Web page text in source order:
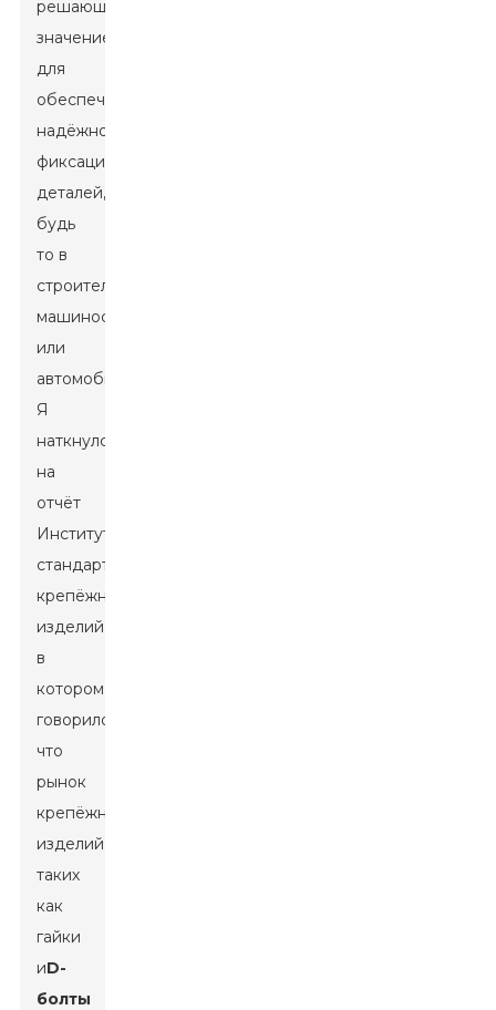
решающее
значение
для
обеспечения
надёжной
фиксации
деталей,
будь
то в
строительстве,
машиностроении
или
автомобилях.
Я
наткнулся
на
отчёт
Института
стандартов
крепёжных
изделий,
в
котором
говорилось,
что
рынок
крепёжных
изделий,
таких
как
гайки
иD-
болты